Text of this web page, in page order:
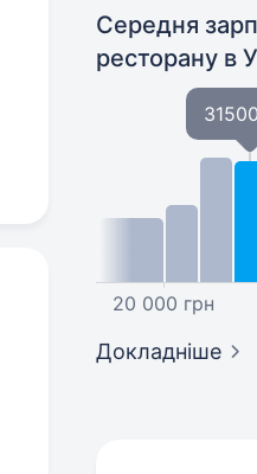
Середня
ресторану в
20 000 грн
Докладніше